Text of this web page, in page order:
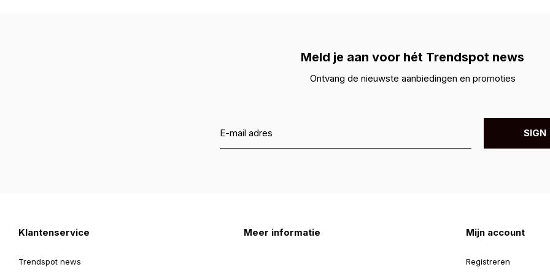
Meld je aan voor hét Trendspot news
Ontvang de nieuwste aanbiedingen en promoties
SIGN
Klantenservice
Trendspot news
Meer informatie Mijn account
Registreren